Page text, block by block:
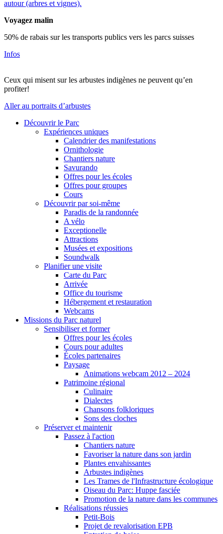
Voyagez malin
50% de rabais sur les transports publics vers les parcs suisses
Infos
Ceux qui misent sur les arbustes indigènes ne peuvent qu’en
profiter!
Aller au portraits d’arbustes
Découvrir le Parc
Expériences uniques
Calendrier des manifestations
Ornithologie
Chantiers nature
Savurando
Offres pour les écoles
Offres pour groupes
Cours
Découvrir par soi-même
Paradis de la randonnée
A vélo
Exceptionelle
Attractions
Musées et expositions
Soundwalk
Planifier une visite
Carte du Parc
Arrivée
Office du tourisme
Hébergement et restauration
Webcams
Missions du Parc naturel
Sensibiliser et former
Offres pour les écoles
Cours pour adultes
Écoles partenaires
Paysage
Animations webcam 2012 – 2024
Patrimoine régional
Culinaire
Dialectes
Chansons folkloriques
Sons des cloches
Préserver et maintenir
Passez à l'action
Chantiers nature
Favoriser la nature dans son jardin
Plantes envahissantes
Arbustes indigènes
Les Trames de l'Infrastructure écologique
Oiseau du Parc: Huppe fasciée
Promotion de la nature dans les communes
Réalisations réussies
Petit-Bois
Projet de revalorisation EPB